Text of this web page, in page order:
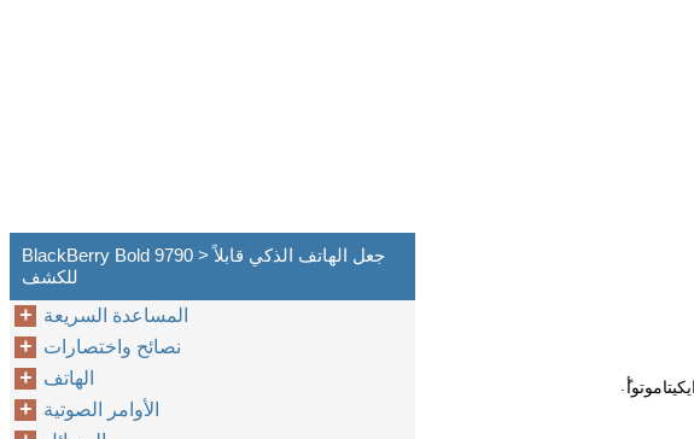
ًايكيتاموتوأ .
BlackBerry Bold 9790 > جعل الهاتف الذكي قابلاً
للكشف
المساعدة السريعة
نصائح واختصارات
الهاتف
الأوامر الصوتية